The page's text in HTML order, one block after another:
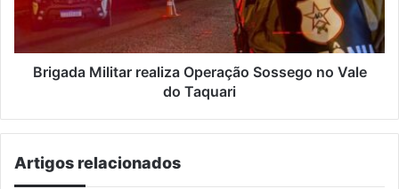
Vale
Taquari
Brigada Militar realiza Operação Sossego no Vale
do Taquari
Artigos relacionados